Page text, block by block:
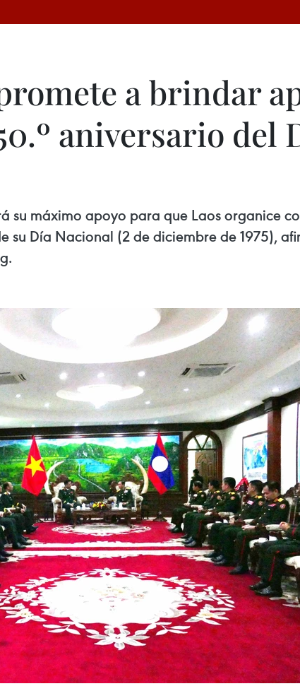
a brindar
aniversario del
su máximo apoyo para que Laos organice
su Día Nacional (2 de diciembre de 1975),